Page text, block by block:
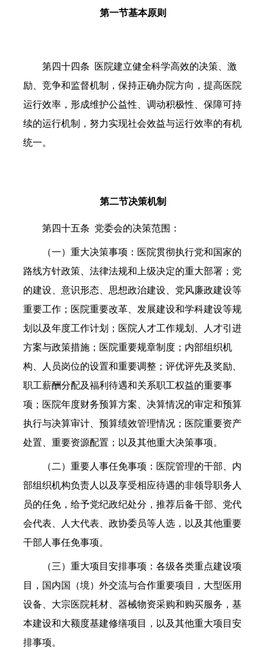
第一节基本原则
第四十四条 医院建立健全科学高效的决策、激
励、竞争和监督机制，保持正确办院方向，提高医院
运行效率，形成维护公益性、调动积极性、保障可持
续的运行机制，努力实现社会效益与运行效率的有机
统一。
第二节决策机制
第四十五条 党委会的决策范围：
（一）重大决策事项：医院贯彻执行党和国家的
路线方针政策、法律法规和上级决定的重大部署；党
的建设、意识形态、思想政治建设、党风廉政建设等
重要工作；医院重要改革、发展建设和学科建设等规
划以及年度工作计划；医院人才工作规划、人才引进
方案与政策措施；医院重要规章制度；内部组织机
构、人员岗位的设置和重要调整；评优评先及奖励、
职工薪酬分配及福利待遇和关系职工权益的重要事
项；医院年度财务预算方案、决算情况的审定和预算
执行与决算审计、预算绩效管理情况；医院重要资产
处置、重要资源配置；以及其他重大决策事项。
（二）重要人事任免事项：医院管理的干部、内
部组织机构负责人以及享受相应待遇的非领导职务人
员的任免，给予党纪政纪处分，推荐后备干部、党代
会代表、人大代表、政协委员等人选，以及其他重要
干部人事任免事项。
（三）重大项目安排事项：各级各类重点建设项
目，国内国（境）外交流与合作重要项目，大型医用
设备、大宗医院耗材、器械物资采购和购买服务，基
本建设和大额度基建修缮项目，以及其他重大项目安
排事项。